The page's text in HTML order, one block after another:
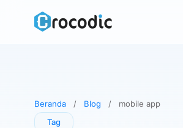
Beranda / Blog /
mobile app
Tag